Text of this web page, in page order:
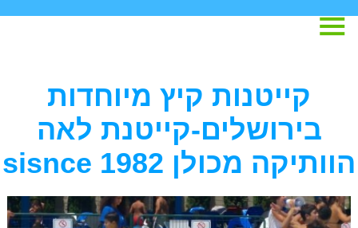
קייטנות קיץ מיוחדות
בירושלים-קייטנת לאה
הוותיקה מכולן sisnce 1982